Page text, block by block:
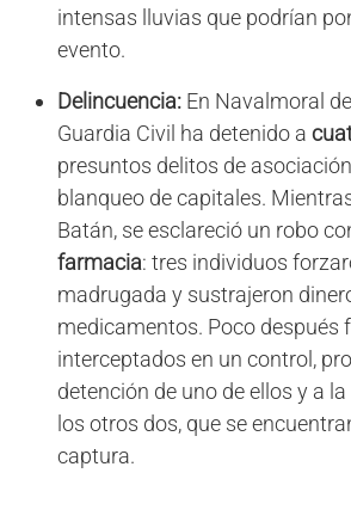
intensas lluvias que podrían
evento.
Delincuencia: En Navalmoral
Guardia Civil ha detenido a
presuntos delitos de
blanqueo de capitales.
Batán, se esclareció un robo
farmacia: tres individuos
madrugada y sustrajeron
medicamentos. Poco después
interceptados en un control,
detención de uno de ellos y a
los otros dos, que se
captura.